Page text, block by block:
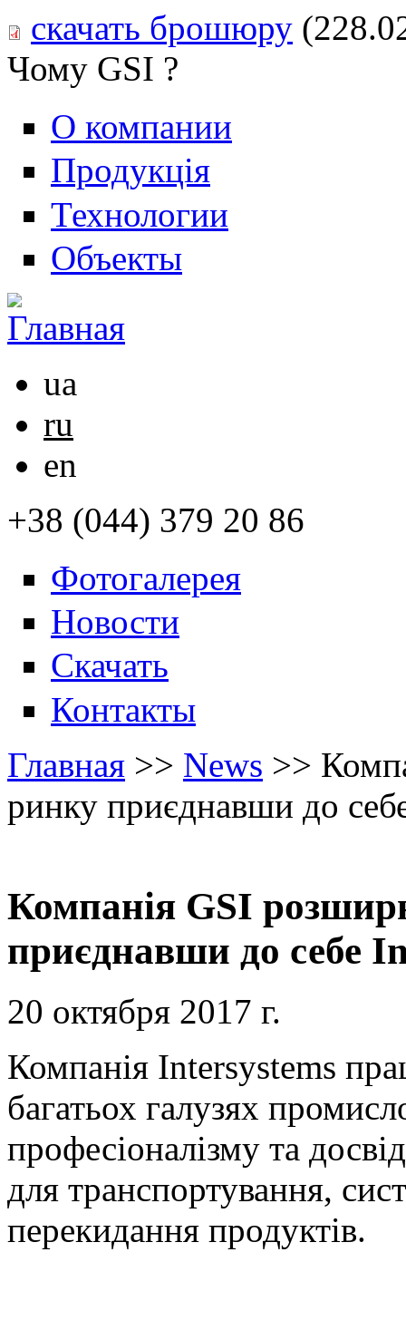
скачать брошюру
Чому GSI ?
О компании
Продукція
Технологии
Объекты
ua
ru
en
+38 (044) 379 20 86
Фотогалерея
Новости
Скачать
Контакты
Главная >> News >>
ринку приєднавши до
Компанія GSI
приєднавши до себе
20 октября 2017 г.
Компанія Intersystems
багатьох галузях
професіоналізму та
для транспортування,
перекидання продуктів.